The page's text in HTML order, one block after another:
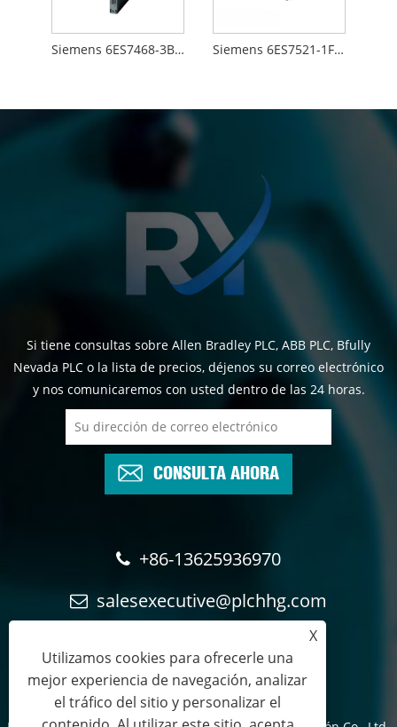
Siemens 6ES7468-3BB50-0AA0 Siemens 6ES7521-1FH00-0AA0
Si tiene consultas sobre Allen Bradley PLC, ABB PLC, Bfully
Nevada PLC o la lista de precios, déjenos su correo electrónico
y nos comunicaremos con usted dentro de las 24 horas.
CONSULTA AHORA
+86-13625936970
salesexecutive@plchhg.com
X
Utilizamos cookies para ofrecerle una
mejor experiencia de navegación, analizar
el tráfico del sitio y personalizar el